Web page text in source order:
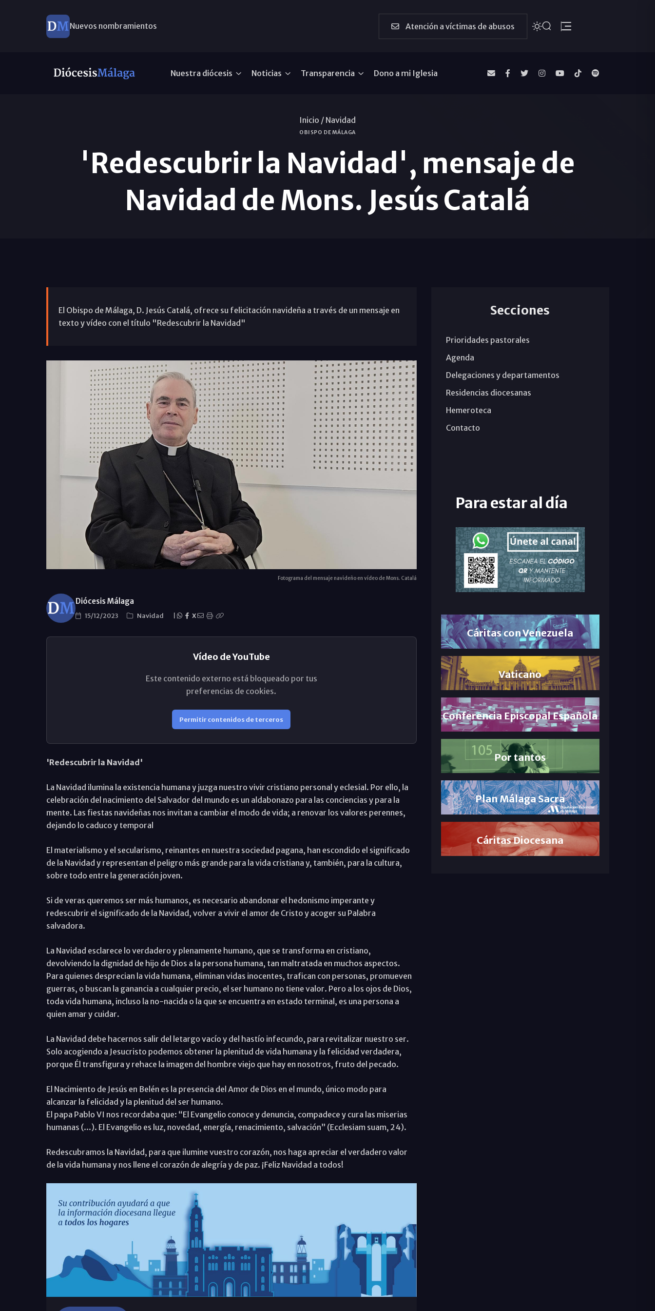
Nuevos nombramientos Atención a víctimas de abusos
Nuestra diócesis Noticias Transparencia Dono a mi Iglesia
Inicio / Navidad
OBISPO DE MÁLAGA
'Redescubrir la Navidad', mensaje de
Navidad de Mons. Jesús Catalá
El Obispo de Málaga, D. Jesús Catalá, ofrece su felicitación navideña a través de un mensaje en
texto y vídeo con el título "Redescubrir la Navidad"
Fotograma del mensaje navideño en vídeo de Mons. Catalá
Diócesis Málaga
15/12/2023 Navidad X
Vídeo de YouTube
Este contenido externo está bloqueado por tus
preferencias de cookies.
Permitir contenidos de terceros
'Redescubrir la Navidad'
La Navidad ilumina la existencia humana y juzga nuestro vivir cristiano personal y eclesial. Por ello, la
celebración del nacimiento del Salvador del mundo es un aldabonazo para las conciencias y para la
mente. Las fiestas navideñas nos invitan a cambiar el modo de vida; a renovar los valores perennes,
dejando lo caduco y temporal
El materialismo y el secularismo, reinantes en nuestra sociedad pagana, han escondido el significado
de la Navidad y representan el peligro más grande para la vida cristiana y, también, para la cultura,
sobre todo entre la generación joven.
Si de veras queremos ser más humanos, es necesario abandonar el hedonismo imperante y
redescubrir el significado de la Navidad, volver a vivir el amor de Cristo y acoger su Palabra
salvadora.
La Navidad esclarece lo verdadero y plenamente humano, que se transforma en cristiano,
devolviendo la dignidad de hijo de Dios a la persona humana, tan maltratada en muchos aspectos.
Para quienes desprecian la vida humana, eliminan vidas inocentes, trafican con personas, promueven
guerras, o buscan la ganancia a cualquier precio, el ser humano no tiene valor. Pero a los ojos de Dios,
toda vida humana, incluso la no-nacida o la que se encuentra en estado terminal, es una persona a
quien amar y cuidar.
La Navidad debe hacernos salir del letargo vacío y del hastío infecundo, para revitalizar nuestro ser.
Solo acogiendo a Jesucristo podemos obtener la plenitud de vida humana y la felicidad verdadera,
porque Él transfigura y rehace la imagen del hombre viejo que hay en nosotros, fruto del pecado.
El Nacimiento de Jesús en Belén es la presencia del Amor de Dios en el mundo, único modo para
alcanzar la felicidad y la plenitud del ser humano.
El papa Pablo VI nos recordaba que: “El Evangelio conoce y denuncia, compadece y cura las miserias
humanas (...). El Evangelio es luz, novedad, energía, renacimiento, salvación” (Ecclesiam suam, 24).
Redescubramos la Navidad, para que ilumine vuestro corazón, nos haga apreciar el verdadero valor
de la vida humana y nos llene el corazón de alegría y de paz. ¡Feliz Navidad a todos!
Secciones
Prioridades pastorales
Agenda
Delegaciones y departamentos
Residencias diocesanas
Hemeroteca
Contacto
Para estar al día
Cáritas con Venezuela
Vaticano
Conferencia Episcopal Española
Por tantos
Plan Málaga Sacra
Cáritas Diocesana